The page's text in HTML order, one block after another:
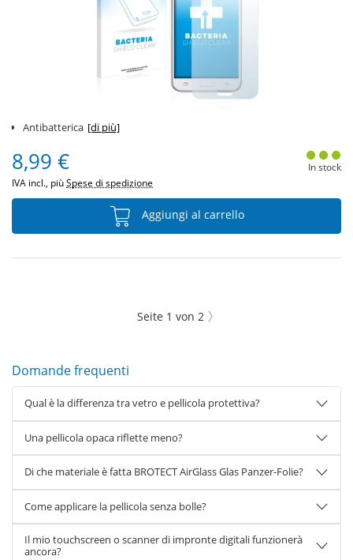
Antibatterica [di più]
8,99 €
IVA incl., piùSpese di spedizione
In stock
Aggiungi al carrello
Seite 1 von 2
Domande frequenti
Qual è la differenza tra vetro e pellicola protettiva?
Una pellicola opaca riflette meno?
Di che materiale è fatta BROTECT AirGlass Glas Panzer-Folie?
Come applicare la pellicola senza bolle?
Il mio touchscreen o scanner di impronte digitali funzionerà
ancora?